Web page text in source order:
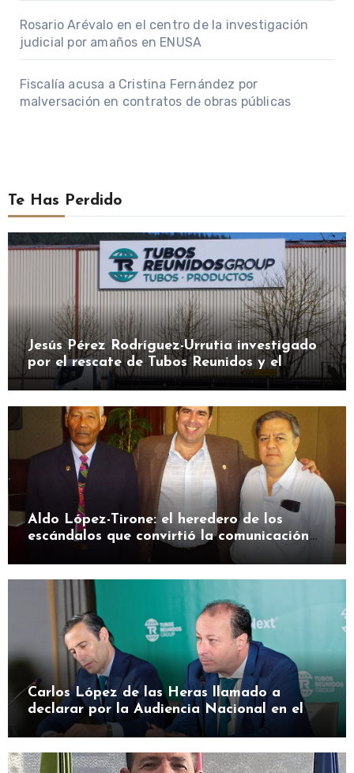
Rosario Arévalo en el centro de la investigación
judicial por amaños en ENUSA
Fiscalía acusa a Cristina Fernández por
malversación en contratos de obras públicas
Te Has Perdido
Jesús Pérez Rodríguez-Urrutia investigado
por el rescate de Tubos Reunidos y el
préstamo de la SEPI
Aldo López-Tirone: el heredero de los
escándalos que convirtió la comunicación
en herramienta de presión
Carlos López de las Heras llamado a
declarar por la Audiencia Nacional en el
caso SEPI